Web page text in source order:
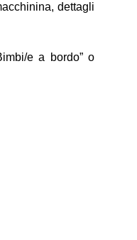
dettagli
e a bordo” o